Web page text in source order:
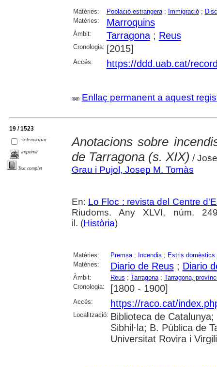
Matèries: Població estrangera; Immigració;
Matèries:
Marroquins
Àmbit: Tarragona; Reus
Cronologia: [2015]
Accés: https://ddd.uab.cat/
Enllaç permanent a aquest
19 / 1523
seleccionar
imprimir
Text complet
Anotacions sobre
de Tarragona (s. XIX) /
Grau i Pujol, Josep M. Tomàs
En: Lo Floc : revista del Centre
Riudoms. Any XLVI, núm.
il. (Història)
Matèries: Premsa; Incendis ; Estris domèstics
Matèries:
Diario de Reus; Diario
Àmbit: Reus ; Tarragona; Tarragona,
Cronologia:
[1800 - 1900]
Accés: https://raco.cat/
Localització: Biblioteca de
Sibhil·la; B. Pública de
Universitat Rovira i Virgili